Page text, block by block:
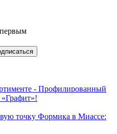
- Профилированный
точку Формика в Миассе: